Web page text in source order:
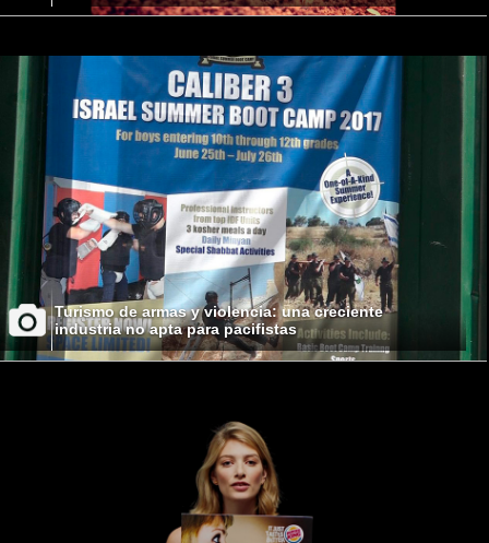
Turismo de armas y violencia: una creciente
industria no apta para pacifistas